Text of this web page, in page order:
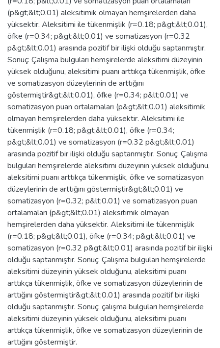
(p&gt;&lt;0.01) aleksitimik olmayan hemşirelerden daha
yüksektir. Aleksitimi ile tükenmişlik (r=0.18; p&gt;&lt;0.01),
öfke (r=0.34; p&gt;&lt;0.01) ve somatizasyon (r=0.32
p&gt;&lt;0.01) arasında pozitif bir ilişki olduğu saptanmıştır.
Sonuç: Çalışma bulguları hemşirelerde aleksitimi düzeyinin
yüksek olduğunu, aleksitimi puanı arttıkça tükenmişlik, öfke
ve somatizasyon düzeylerinin de arttığını
göstermiştir&gt;&lt;0.01), öfke (r=0.34; p&lt;0.01) ve
somatizasyon puan ortalamaları (p&gt;&lt;0.01) aleksitimik
olmayan hemşirelerden daha yüksektir. Aleksitimi ile
tükenmişlik (r=0.18; p&gt;&lt;0.01), öfke (r=0.34;
p&gt;&lt;0.01) ve somatizasyon (r=0.32 p&gt;&lt;0.01)
arasında pozitif bir ilişki olduğu saptanmıştır. Sonuç: Çalışma
bulguları hemşirelerde aleksitimi düzeyinin yüksek olduğunu,
aleksitimi puanı arttıkça tükenmişlik, öfke ve somatizasyon
düzeylerinin de arttığını göstermiştir&gt;&lt;0.01) ve
somatizasyon (r=0.32; p&lt;0.01) ve somatizasyon puan
ortalamaları (p&gt;&lt;0.01) aleksitimik olmayan
hemşirelerden daha yüksektir. Aleksitimi ile tükenmişlik
(r=0.18; p&gt;&lt;0.01), öfke (r=0.34; p&gt;&lt;0.01) ve
somatizasyon (r=0.32 p&gt;&lt;0.01) arasında pozitif bir ilişki
olduğu saptanmıştır. Sonuç: Çalışma bulguları hemşirelerde
aleksitimi düzeyinin yüksek olduğunu, aleksitimi puanı
arttıkça tükenmişlik, öfke ve somatizasyon düzeylerinin de
arttığını göstermiştir&gt;&lt;0.01) arasında pozitif bir ilişki
olduğu saptanmıştır. Sonuç: çalışma bulguları hemşirelerde
aleksitimi düzeyinin yüksek olduğunu, aleksitimi puanı
arttıkça tükenmişlik, öfke ve somatizasyon düzeylerinin de
arttığını göstermiştir.